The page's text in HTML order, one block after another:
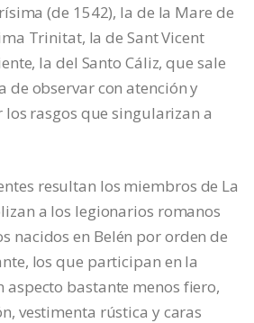
(de 1542), la de la Mare de
Trinitat, la de Sant Vicent
la del Santo Cáliz, que sale
de observar con atención y
rasgos que singularizan a
resultan los miembros de La
a los legionarios romanos
nacidos en Belén por orden de
los que participan en la
bastante menos fiero,
vestimenta rústica y caras